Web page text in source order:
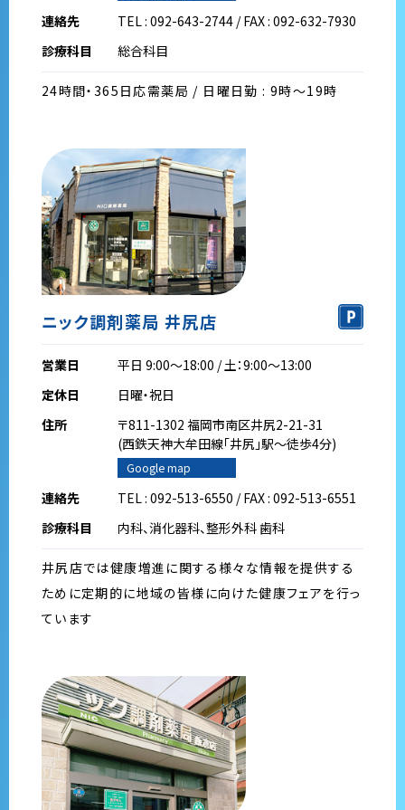
連絡先
TEL : 092-643-2744 / FAX : 092-632-7930
診療科目
総合科目
24時間・365日応需薬局 / 日曜日勤 : 9時～19時
ニック調剤薬局 井尻店
営業日
平日 9:00～18:00 / 土：9:00～13:00
定休日
日曜・祝日
住所
〒811-1302 福岡市南区井尻2-21-31
(西鉄天神大牟田線｢井尻｣駅～徒歩4分)
Google map
連絡先
TEL : 092-513-6550 / FAX : 092-513-6551
診療科目
内科、消化器科、整形外科 歯科
井尻店では健康増進に関する様々な情報を提供する
ために定期的に地域の皆様に向けた健康フェアを行っ
ています